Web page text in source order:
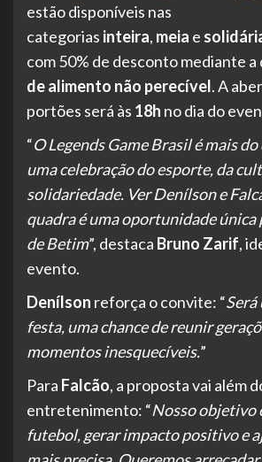
estão disponíveis nas
categorias inteira, meia e
com 50% de desconto mediante a
de alimento não perecível. A
portões será às 18h no dia do
“O Legends Game Brasil é mais
uma celebração do esporte, da
solidariedade. Ver Denílson e
quadra é uma oportunidade única
de Betim”, destaca Bruno Zarif,
evento.
Denílson reforça o convite: “Será
festa, uma chance de reunir
momentos inesquecíveis.”
Para Falcão, a proposta vai além
entretenimento: “Nosso objetivo
futebol, gerar impacto positivo e